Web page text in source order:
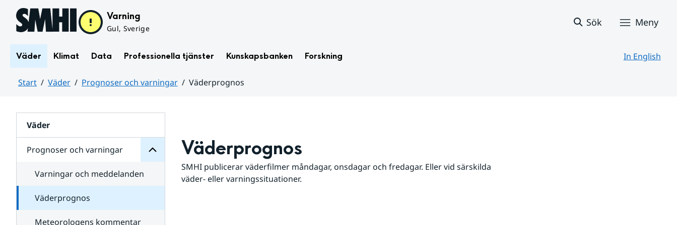
Hoppa till sidans innehåll Varning
Gul, Sverige
Sök Meny
Väder Klimat Data Professionella tjänster Kunskapsbanken Forskning In English
Start Väder Prognoser och varningar
Väderprognos
Väder
Prognoser och varningar
för
varningar
Varningar och meddelanden
Väderprognos
Meteorologens kommentar
Väderprognos
SMHI publicerar väderfilmer måndagar, onsdagar och fredagar. Eller vid särskilda
väder- eller varningssituationer.